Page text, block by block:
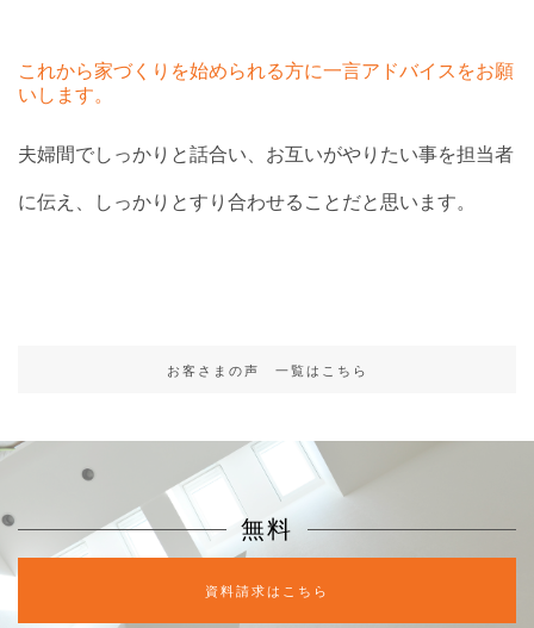
これから家づくりを始められる方に一言アドバイスをお願
いします。
夫婦間でしっかりと話合い、お互いがやりたい事を担当者
に伝え、しっかりとすり合わせることだと思います。
お客さまの声 一覧はこちら
無料
資料請求はこちら